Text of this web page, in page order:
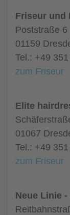
Friseur und
Poststraße 6
01159
Tel.: +49
zum Friseur
Elite
01067
Tel.: +49
zum Friseur
Neue Linie